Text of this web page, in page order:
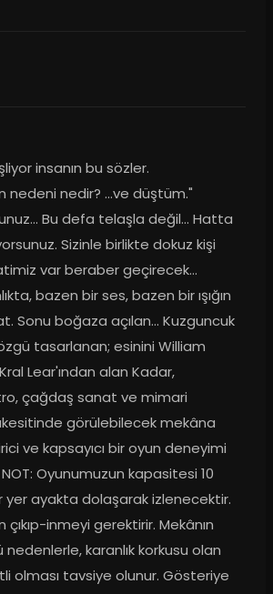
insanın bu sözler.
nedeni nedir? ...ve düştüm."
Bu defa telaşla değil... Hatta
Sizinle birlikte dokuz kişi
var beraber geçirecek...
bazen bir ses, bazen bir ışığın
Sonu boğaza açılan... Kuzguncuk
tasarlanan; esinini William
Lear'ından alan Kadar,
çağdaş sanat ve mimari
görülebilecek mekâna
ve kapsayıcı bir oyun deneyimi
NOT: Oyunumuzun kapasitesi 10
yer ayakta dolaşarak izlenecektir.
inmeyi gerektirir. Mekânın
karanlık korkusu olan
olması tavsiye olunur. Gösteriye